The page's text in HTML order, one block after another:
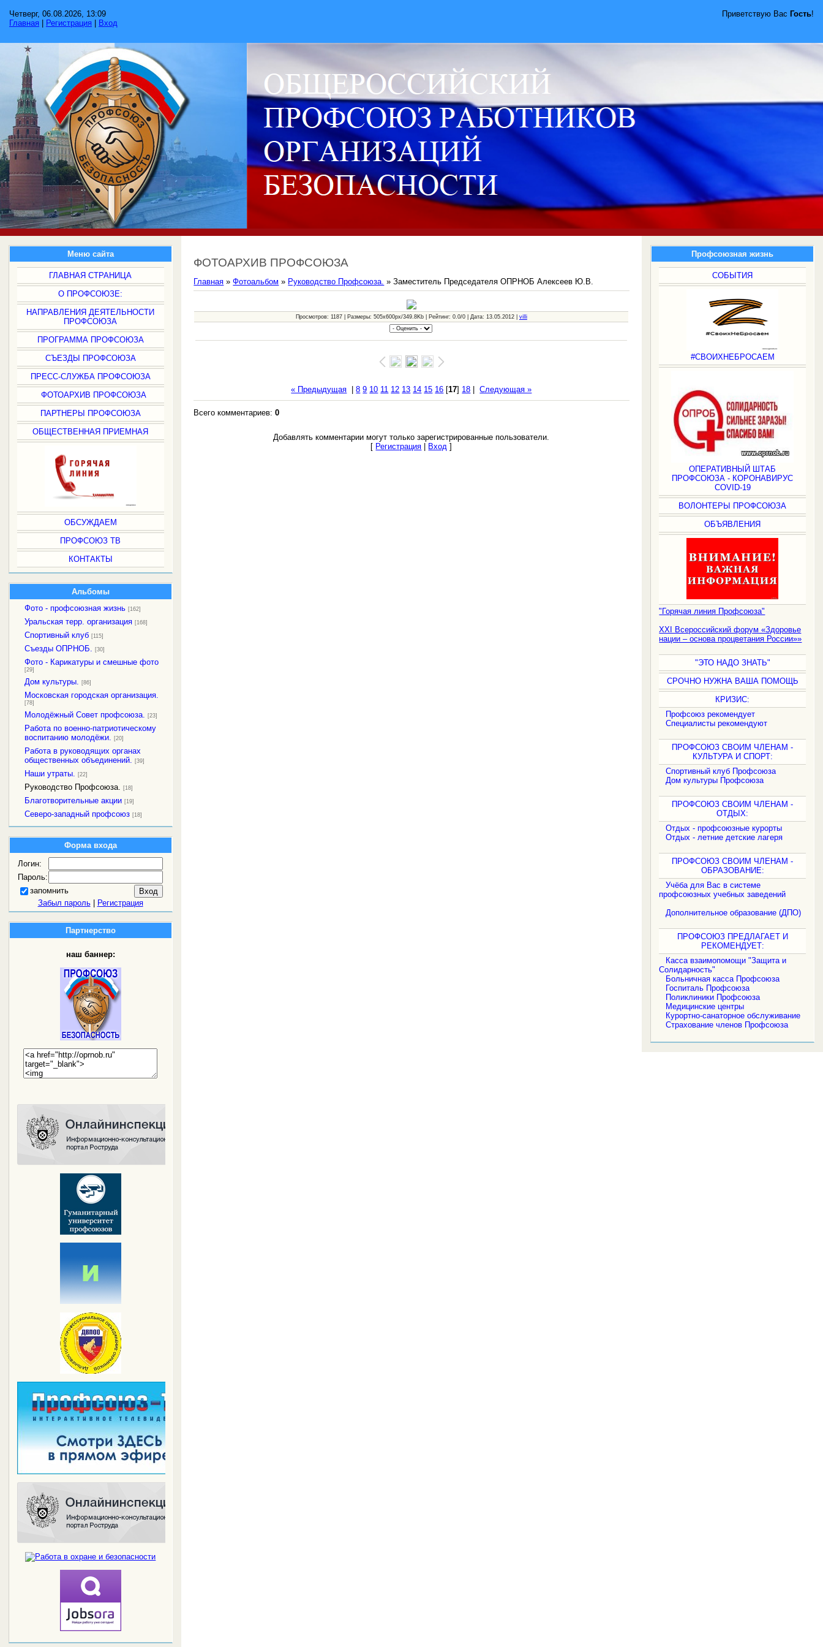
Приветствую Вас Гость!
Четверг, 06.08.2026, 13:09
Главная
Регистрация Вход
Меню сайта
ГЛАВНАЯ СТРАНИЦА
О ПРОФСОЮЗЕ:
НАПРАВЛЕНИЯ ДЕЯТЕЛЬНОСТИ
ПРОФСОЮЗА
ПРОГРАММА ПРОФСОЮЗА
СЪЕЗДЫ ПРОФСОЮЗА
ПРЕСС-СЛУЖБА ПРОФСОЮЗА
ФОТОАРХИВ ПРОФСОЮЗА
ПАРТНЕРЫ ПРОФСОЮЗА
ОБЩЕСТВЕННАЯ ПРИЕМНАЯ
ОБСУЖДАЕМ
ПРОФСОЮЗ ТВ
КОНТАКТЫ
Альбомы
Фото - профсоюзная жизнь [162]
Уральская терр. организация [168]
Спортивный клуб [115]
Съезды ОПРНОБ. [30]
Фото - Карикатуры и смешные фото
[29]
Дом культуры. [86]
Московская городская организация.
[78]
Молодёжный Совет профсоюза. [23]
Работа по военно-патриотическому
воспитанию молодёжи. [20]
Работа в руководящих органах
общественных объединений. [39]
Наши утраты. [22]
Руководство Профсоюза. [18]
Благотворительные акции [19]
Северо-западный профсоюз [18]
Форма входа
Логин:
Пароль:
запомнить
Забыл пароль| Регистрация
Партнерство
наш баннер:
Профсоюзная жизнь
СОБЫТИЯ
#СВОИХНЕБРОСАЕМ
ОПЕРАТИВНЫЙ ШТАБ
ПРОФСОЮЗА - КОРОНАВИРУС
COVID-19
ВОЛОНТЕРЫ ПРОФСОЮЗА
ОБЪЯВЛЕНИЯ
"Горячая линия Профсоюза"
XXI Всероссийский форум «Здоровье
нации – основа процветания России»»
"ЭТО НАДО ЗНАТЬ"
СРОЧНО НУЖНА ВАША ПОМОЩЬ
КРИЗИС:
Профсоюз рекомендует
Специалисты рекомендуют
ПРОФСОЮЗ СВОИМ ЧЛЕНАМ -
КУЛЬТУРА И СПОРТ:
Спортивный клуб Профсоюза
Дом культуры Профсоюза
ПРОФСОЮЗ СВОИМ ЧЛЕНАМ -
ОТДЫХ:
Отдых - профсоюзные курорты
Отдых - летние детские лагеря
ПРОФСОЮЗ СВОИМ ЧЛЕНАМ -
ОБРАЗОВАНИЕ:
Учёба для Вас в системе
профсоюзных учебных заведений
Дополнительное образование (ДПО)
ПРОФСОЮЗ ПРЕДЛАГАЕТ И
РЕКОМЕНДУЕТ:
Касса взаимопомощи "Защита и
Солидарность"
Больничная касса Профсоюза
Госпиталь Профсоюза
Поликлиники Профсоюза
Медицинские центры
Курортно-санаторное обслуживание
Страхование членов Профсоюза
ФОТОАРХИВ ПРОФСОЮЗА
Главная »Фотоальбом » Руководство Профсоюза. » Заместитель Председателя ОПРНОБ Алексеев Ю.В.
Просмотров: 1187 | Размеры: 505x600px/349.8Kb | Рейтинг: 0.0/0 | Дата: 13.05.2012 | villi
« Предыдущая |8 9 10 11 12 13 14 15 16 [17] 18 |Следующая »
Всего комментариев:0
Добавлять комментарии могут только зарегистрированные пользователи.
[ Регистрация | Вход ]